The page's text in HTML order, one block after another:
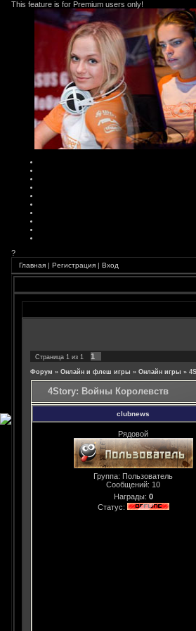
This feature is for Premium users only!
?
Главная | Регистрация | Вход
Страница 1 из 1 1
Форум » Онлайн и флеш игры » Онлайн игры »
4Story: Войны Королевств
clubnews
Рядовой
Группа: Пользователь
Сообщений: 10
Награды: 0
Статус: